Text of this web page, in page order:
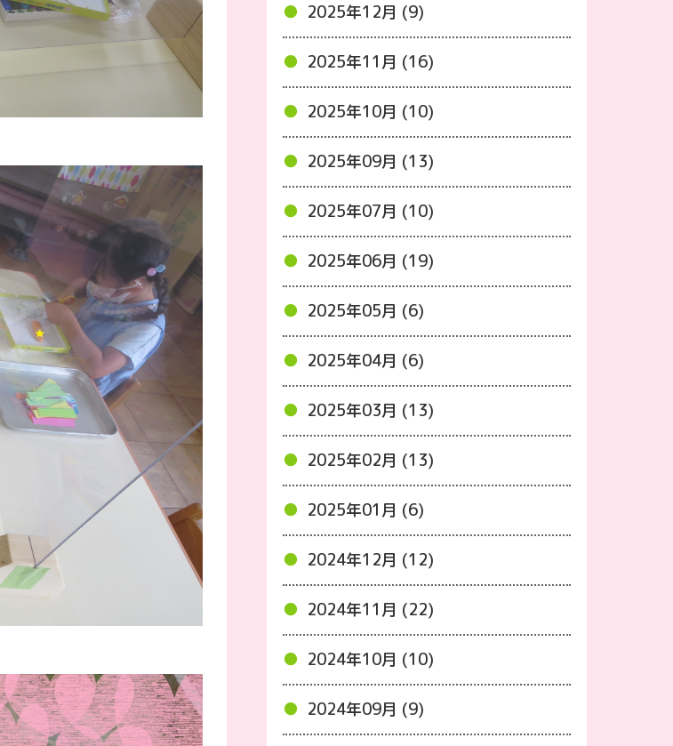
2025年12月 (9)
2025年11月 (16)
2025年10月 (10)
2025年09月 (13)
2025年07月 (10)
2025年06月 (19)
2025年05月 (6)
2025年04月 (6)
2025年03月 (13)
2025年02月 (13)
2025年01月 (6)
2024年12月 (12)
2024年11月 (22)
2024年10月 (10)
2024年09月 (9)